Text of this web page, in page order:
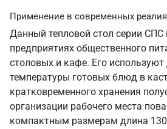
Применение в современных
Данный тепловой стол серии СПС
предприятиях общественного
столовых и кафе. Его
температуры готовых блюд в
кратковременного хранения
организации рабочего места
компактным размерам длина